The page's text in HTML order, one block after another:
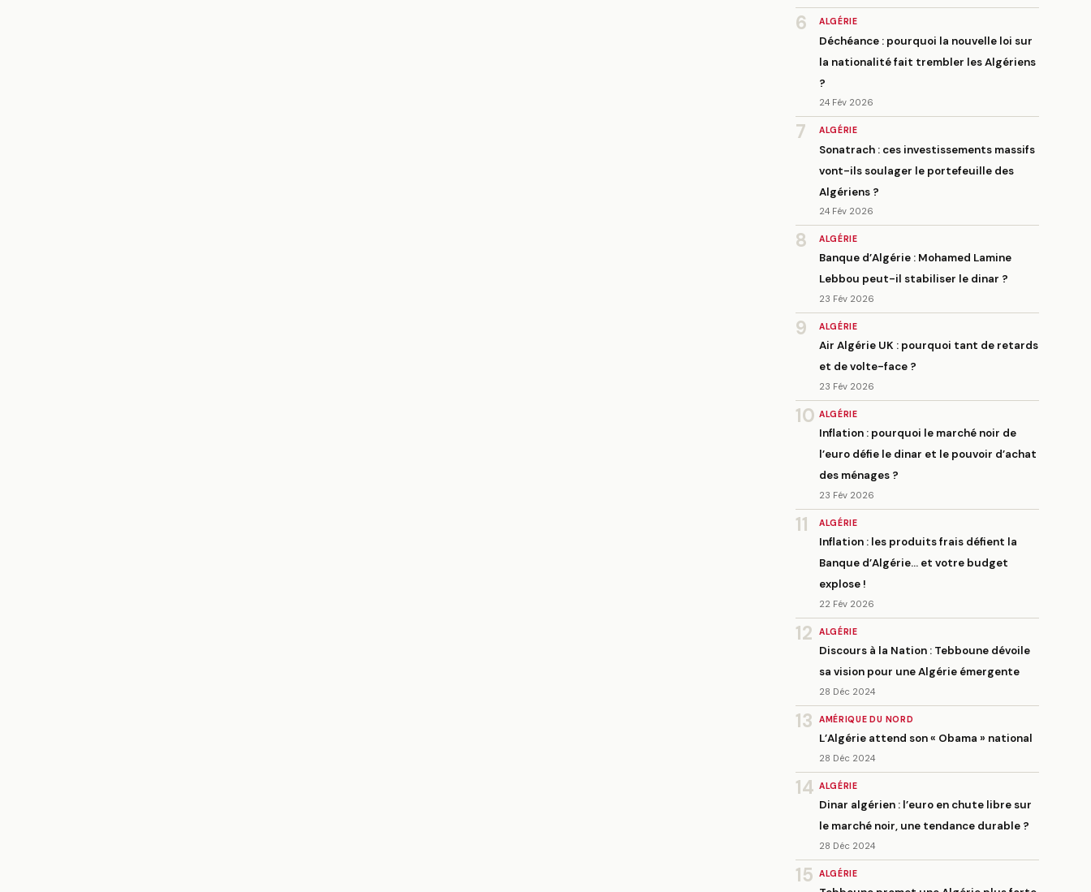
6 ALGÉRIE
Déchéance : pourquoi la nouvelle loi sur
la nationalité fait trembler les Algériens
?
24 Fév 2026
7 ALGÉRIE
Sonatrach : ces investissements massifs
vont-ils soulager le portefeuille des
Algériens ?
24 Fév 2026
8 ALGÉRIE
Banque d’Algérie : Mohamed Lamine
Lebbou peut-il stabiliser le dinar ?
23 Fév 2026
9 ALGÉRIE
Air Algérie UK : pourquoi tant de retards
et de volte-face ?
23 Fév 2026
10 ALGÉRIE
Inflation : pourquoi le marché noir de
l’euro défie le dinar et le pouvoir d’achat
des ménages ?
23 Fév 2026
11 ALGÉRIE
Inflation : les produits frais défient la
Banque d’Algérie… et votre budget
explose !
22 Fév 2026
12 ALGÉRIE
Discours à la Nation : Tebboune dévoile
sa vision pour une Algérie émergente
28 Déc 2024
13 AMÉRIQUE DU NORD
L’Algérie attend son « Obama » national
28 Déc 2024
14 ALGÉRIE
Dinar algérien : l’euro en chute libre sur
le marché noir, une tendance durable ?
28 Déc 2024
15 ALGÉRIE